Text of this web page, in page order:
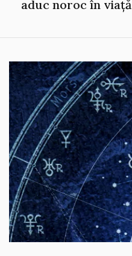
aduc noroc în viață